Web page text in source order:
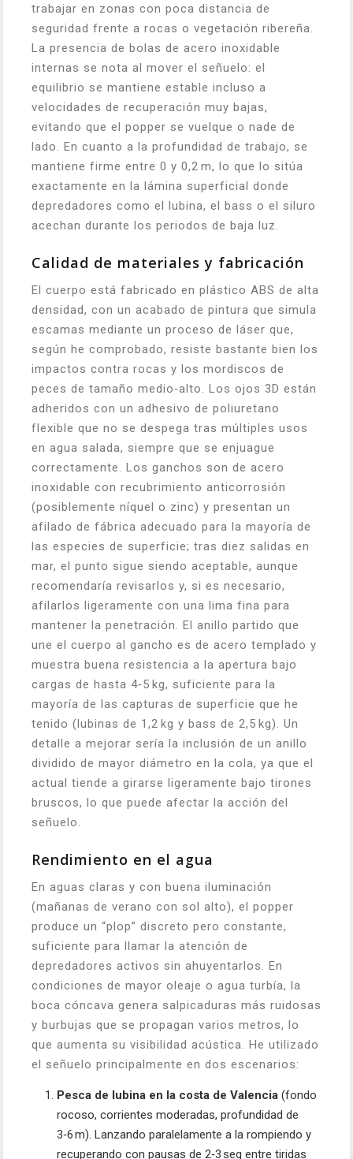
trabajar en zonas con poca distancia de
seguridad frente a rocas o vegetación ribereña.
La presencia de bolas de acero inoxidable
internas se nota al mover el señuelo: el
equilibrio se mantiene estable incluso a
velocidades de recuperación muy bajas,
evitando que el popper se vuelque o nade de
lado. En cuanto a la profundidad de trabajo, se
mantiene firme entre 0 y 0,2 m, lo que lo sitúa
exactamente en la lámina superficial donde
depredadores como el lubina, el bass o el siluro
acechan durante los periodos de baja luz.
Calidad de materiales y fabricación
El cuerpo está fabricado en plástico ABS de alta
densidad, con un acabado de pintura que simula
escamas mediante un proceso de láser que,
según he comprobado, resiste bastante bien los
impactos contra rocas y los mordiscos de
peces de tamaño medio‑alto. Los ojos 3D están
adheridos con un adhesivo de poliuretano
flexible que no se despega tras múltiples usos
en agua salada, siempre que se enjuague
correctamente. Los ganchos son de acero
inoxidable con recubrimiento anticorrosión
(posiblemente níquel o zinc) y presentan un
afilado de fábrica adecuado para la mayoría de
las especies de superficie; tras diez salidas en
mar, el punto sigue siendo aceptable, aunque
recomendaría revisarlos y, si es necesario,
afilarlos ligeramente con una lima fina para
mantener la penetración. El anillo partido que
une el cuerpo al gancho es de acero templado y
muestra buena resistencia a la apertura bajo
cargas de hasta 4‑5 kg, suficiente para la
mayoría de las capturas de superficie que he
tenido (lubinas de 1,2 kg y bass de 2,5 kg). Un
detalle a mejorar sería la inclusión de un anillo
dividido de mayor diámetro en la cola, ya que el
actual tiende a girarse ligeramente bajo tirones
bruscos, lo que puede afectar la acción del
señuelo.
Rendimiento en el agua
En aguas claras y con buena iluminación
(mañanas de verano con sol alto), el popper
produce un “plop” discreto pero constante,
suficiente para llamar la atención de
depredadores activos sin ahuyentarlos. En
condiciones de mayor oleaje o agua turbía, la
boca cóncava genera salpicaduras más ruidosas
y burbujas que se propagan varios metros, lo
que aumenta su visibilidad acústica. He utilizado
el señuelo principalmente en dos escenarios:
Pesca de lubina en la costa de Valencia (fondo
rocoso, corrientes moderadas, profundidad de
3‑6 m). Lanzando paralelamente a la rompiendo y
recuperando con pausas de 2‑3 seg entre tiridas